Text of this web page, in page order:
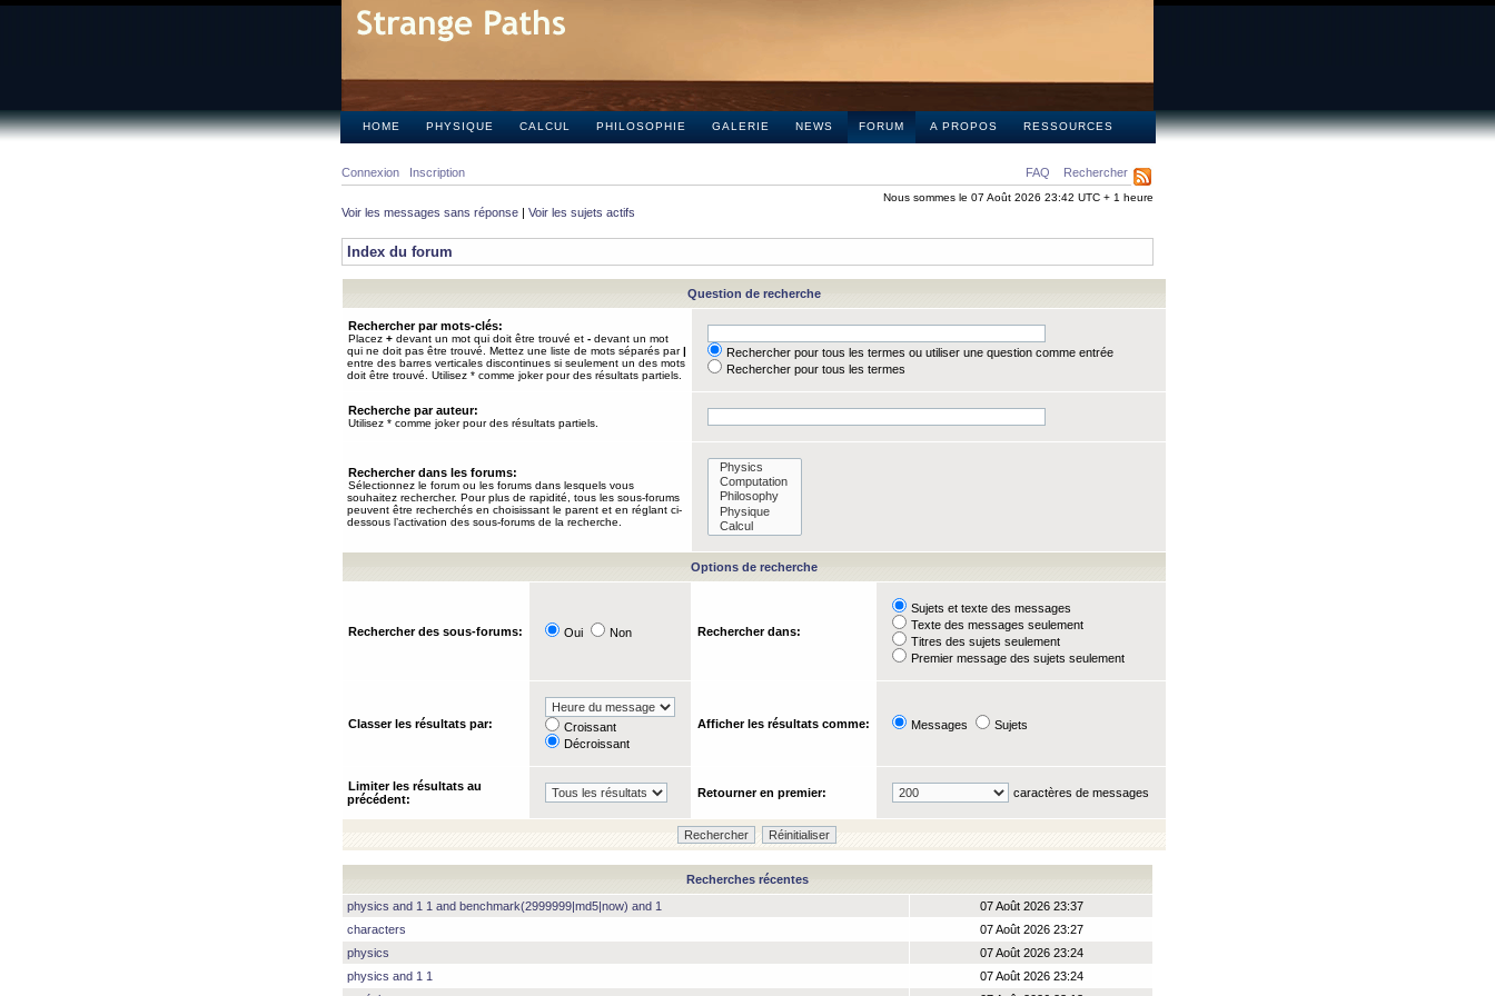
HOME PHYSIQUE CALCUL PHILOSOPHIE GALERIE NEWS FORUM A PROPOS RESSOURCES
FAQ Rechercher
Connexion Inscription
Nous sommes le 07 Août 2026 23:42 UTC + 1 heure
Voir les messages sans réponse | Voir les sujets actifs
Index du forum
Question de recherche
Rechercher par mots-clés:
Placez + devant un mot qui doit être trouvé et - devant un mot
qui ne doit pas être trouvé. Mettez une liste de mots séparés par|
entre des barres verticales discontinues si seulement un des mots
doit être trouvé. Utilisez * comme joker pour des résultats partiels.
Rechercher pour tous les termes ou utiliser une question comme entrée
Rechercher pour tous les termes
Recherche par auteur:
Utilisez * comme joker pour des résultats partiels.
Rechercher dans les forums:
Sélectionnez le forum ou les forums dans lesquels vous
souhaitez rechercher. Pour plus de rapidité, tous les sous-forums
peuvent être recherchés en choisissant le parent et en réglant ci-
dessous l’activation des sous-forums de la recherche.
Options de recherche
Rechercher des sous-forums: Oui Non Rechercher dans:
Sujets et texte des messages
Texte des messages seulement
Titres des sujets seulement
Premier message des sujets seulement
Classer les résultats par:
Croissant
Décroissant
Afficher les résultats comme: Messages Sujets
Limiter les résultats au
précédent:
Retourner en premier: caractères de messages
Recherches récentes
physics and 1 1 and benchmark(2999999|md5|now) and 1
07 Août 2026 23:37
characters
07 Août 2026 23:27
physics
07 Août 2026 23:24
physics and 1 1
07 Août 2026 23:24